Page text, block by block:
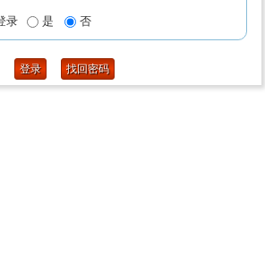
录 是 否